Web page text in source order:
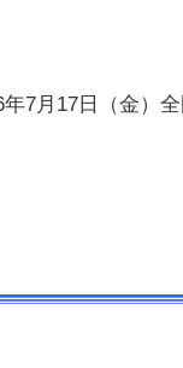
7月17日（金）